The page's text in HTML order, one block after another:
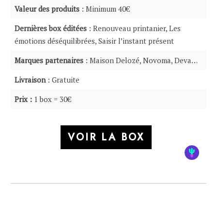
Valeur des produits: Minimum 40€
Dernières box éditées: Renouveau printanier, Les
émotions déséquilibrées, Saisir l’instant présent
Marques partenaires: Maison Delozé, Novoma, Deva…
Livraison: Gratuite
Prix : 1 box = 30€
VOIR LA BOX